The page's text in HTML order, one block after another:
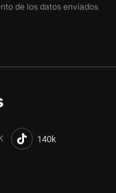
de los datos enviados